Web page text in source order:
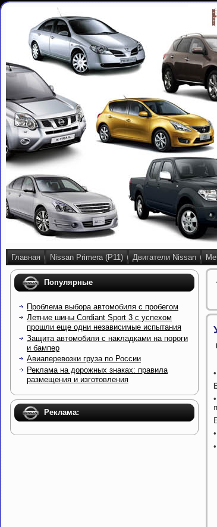
Главная Nissan Primera (P11) Двигатели Nissan
Популярные
Проблема выбора автомобиля с пробегом
Летние шины Cordiant Sport 3 с успехом
прошли еще одни независимые испытания
Защита автомобиля с накладками на пороги
и бампер
Авиаперевозки груза по России
Реклама на дорожных знаках: правила
размещения и изготовления
Реклама: